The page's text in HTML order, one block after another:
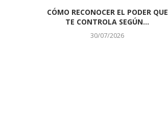
CÓMO RECONOCER EL PODER QUE
TE CONTROLA SEGÚN...
30/07/2026